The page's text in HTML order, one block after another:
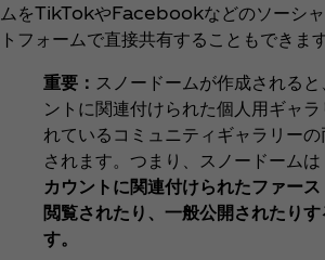
ムをTikTokやFacebookなどのソーシャ
トフォームで直接共有することもできます
重要： スノードームが作成される
ントに関連付けられた個人用ギャ
れているコミュニティギャラリー
されます。つまり、スノードームは
カウントに関連付けられたファース
閲覧されたり、一般公開されたりす
す。